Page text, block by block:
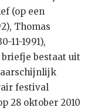
(op een
Thomas
11-1991),
briefje bestaat uit
festival
28 oktober 2010